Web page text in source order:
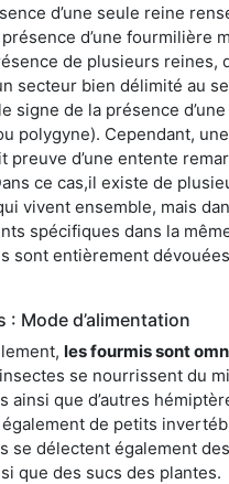
d’une seule reine
d’une fourmilière
de plusieurs reines,
secteur bien délimité au
signe de la présence
polygyne). Cependant,
preuve d’une entente
ce cas,il existe de
vivent ensemble, mais
spécifiques dans la
sont entièrement
: Mode d’alimentation
les fourmis sont
se nourrissent du
ainsi que d’autres
de petits
se délectent également
que des sucs des plantes.